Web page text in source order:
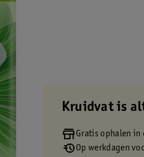
Kruidvat is
Gratis ophalen in
Op werkdagen